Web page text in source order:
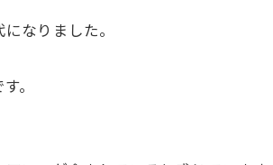
なりました。
。